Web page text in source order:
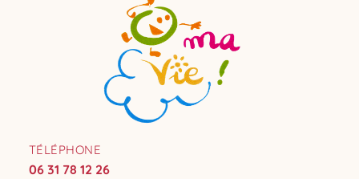
TÉLÉPHONE
06 31 78 12 26